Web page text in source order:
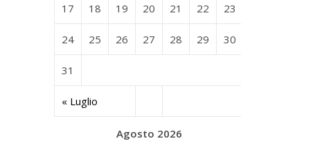
Agosto 2026
« Luglio
17 18 19 20 21 22 23
24 25 26 27 28 29 30
31